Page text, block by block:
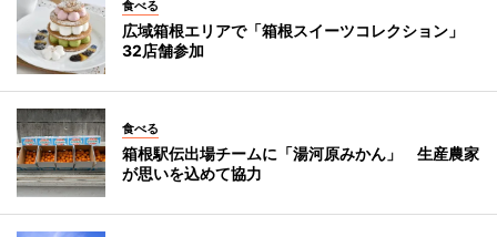
食べる
広域箱根エリアで「箱根スイーツコレクション」
32店舗参加
食べる
箱根駅伝出場チームに「湯河原みかん」 生産農家
が思いを込めて協力